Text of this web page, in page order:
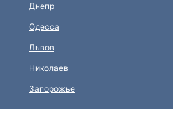
Днепр
Одесса
Львов
Николаев
Запорожье